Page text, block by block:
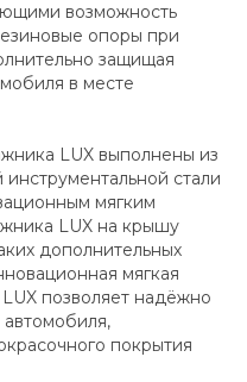
возможность
опоры при
защищая
в месте
LUX выполнены из
стали
мягким
LUX на крышу
дополнительных
мягкая
позволяет надёжно
покрытия